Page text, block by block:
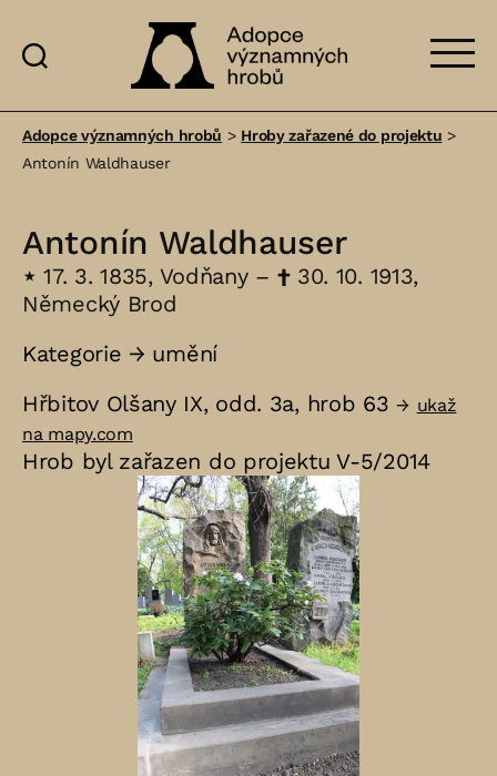
významných
Adopce významných hrobů > Hroby zařazené do projektu >
Antonín Waldhauser
Antonín Waldhauser
⋆ 17. 3. 1835, Vodňany – †30. 10. 1913,
Německý Brod
Kategorie → umění
Hřbitov Olšany IX, odd. 3a, hrob 63→ ukaž
na mapy.com
Hrob byl zařazen do projektu V-5/2014